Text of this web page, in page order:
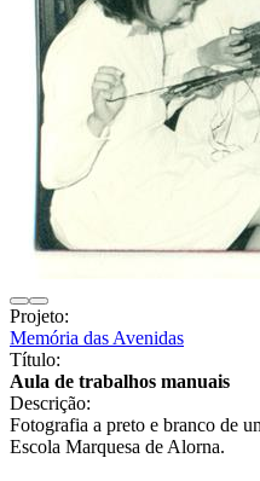
Projeto:
Memória das Avenidas
Título:
Aula de trabalhos manuais
Descrição:
Fotografia a preto e branco de
Escola Marquesa de Alorna.